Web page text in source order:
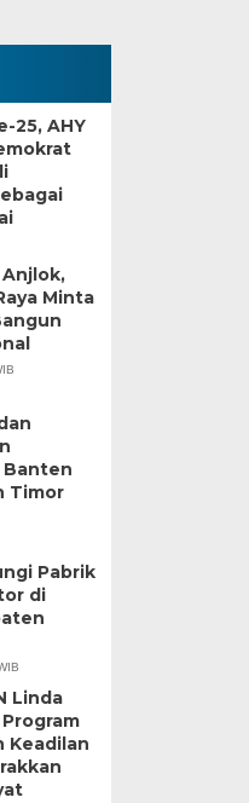
Spot,
Sistem Penerimaan
tantangan…
25, AHY
Minta
Timor
Pabrik
di
Linda
Keadilan